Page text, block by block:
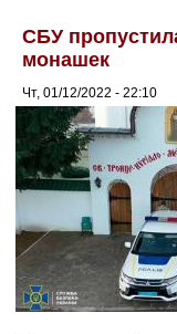
СБУ
монашек
Чт, 01/12/2022 - 22:10